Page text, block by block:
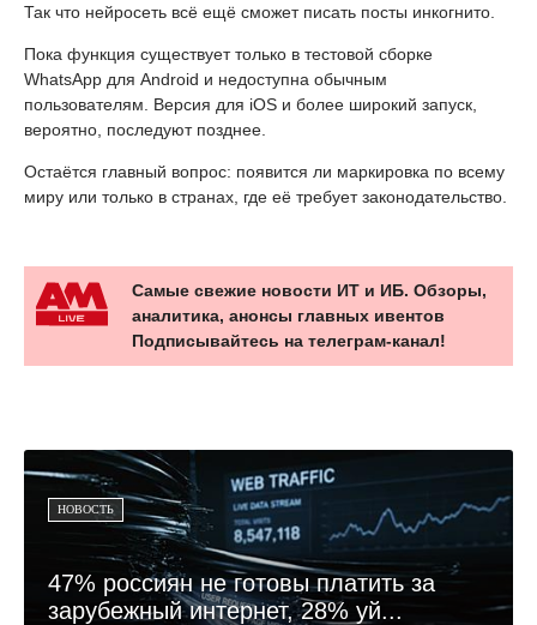
Так что нейросеть всё ещё сможет писать посты инкогнито.
Пока функция существует только в тестовой сборке
WhatsApp для Android и недоступна обычным
пользователям. Версия для iOS и более широкий запуск,
вероятно, последуют позднее.
Остаётся главный вопрос: появится ли маркировка по всему
миру или только в странах, где её требует законодательство.
Самые свежие новости ИТ и ИБ. Обзоры,
аналитика, анонсы главных ивентов
Подписывайтесь на телеграм-канал!
НОВОСТЬ
47% россиян не готовы платить за
зарубежный интернет, 28% уй...